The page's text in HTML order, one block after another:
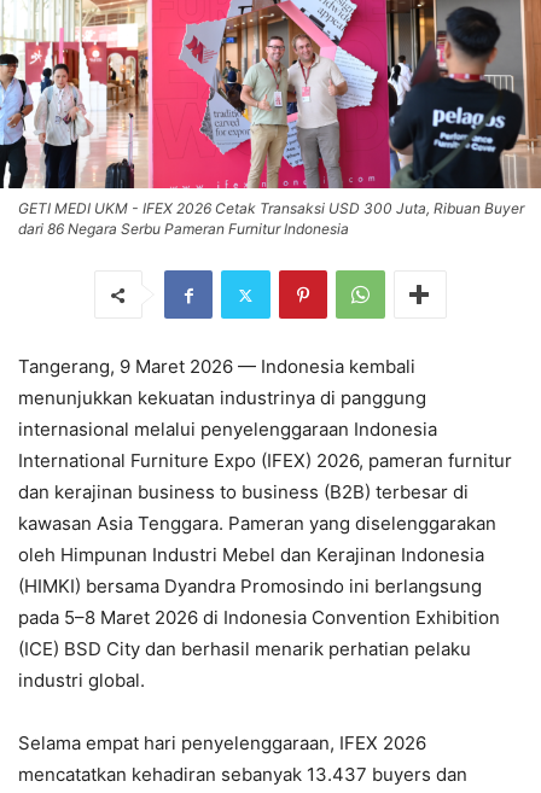
GETI MEDI UKM - IFEX 2026 Cetak Transaksi USD 300 Juta, Ribuan Buyer
dari 86 Negara Serbu Pameran Furnitur Indonesia
Tangerang, 9 Maret 2026 — Indonesia kembali
menunjukkan kekuatan industrinya di panggung
internasional melalui penyelenggaraan Indonesia
International Furniture Expo (IFEX) 2026, pameran furnitur
dan kerajinan business to business (B2B) terbesar di
kawasan Asia Tenggara. Pameran yang diselenggarakan
oleh Himpunan Industri Mebel dan Kerajinan Indonesia
(HIMKI) bersama Dyandra Promosindo ini berlangsung
pada 5–8 Maret 2026 di Indonesia Convention Exhibition
(ICE) BSD City dan berhasil menarik perhatian pelaku
industri global.
Selama empat hari penyelenggaraan, IFEX 2026
mencatatkan kehadiran sebanyak 13.437 buyers dan